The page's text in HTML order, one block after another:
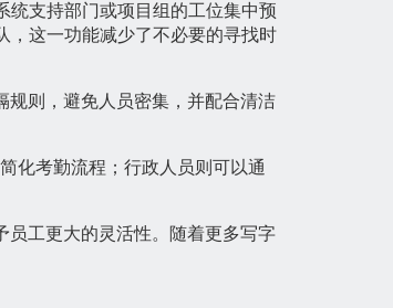
统支持部门或项目组的工位集中预
，这一功能减少了不必要的寻找时
规则，避免人员密集，并配合清洁
化考勤流程；行政人员则可以通
员工更大的灵活性。随着更多写字